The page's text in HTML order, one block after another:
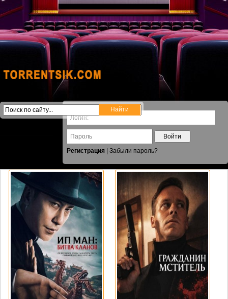
Войти
Регистрация
Забыли пароль?